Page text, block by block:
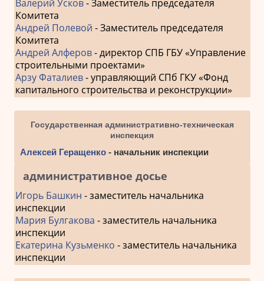
Валерий Усков- Заместитель председателя
Комитета
Андрей Полевой - Заместитель председателя
Комитета
Андрей Алферов- директор СПБ ГБУ «Управление
строительными проектами»
Арзу Фаталиев- управляющий СПб ГКУ «Фонд
капитального строительства и реконструкции»
Государственная административно-техническая
инспекция
Алексей Геращенко- начальник инспекции
административное досье
Игорь Башкин - заместитель начальника
инспекции
Мария Булгакова - заместитель начальника
инспекции
Екатерина Кузьменко - заместитель начальника
инспекции